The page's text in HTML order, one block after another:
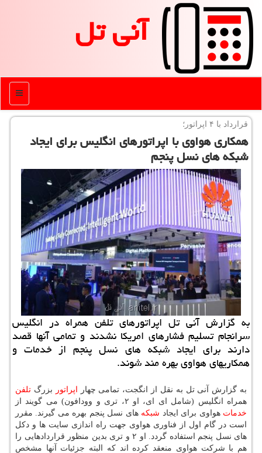
آنی تل
منو
قرارداد با ۴ اپراتور؛
همكاری هواوی با اپراتورهای انگلیس برای ایجاد
شبكه های نسل پنجم
به گزارش آنی تل اپراتورهای تلفن همراه در انگلیس
سرانجام تسلیم فشارهای امریكا نشدند و تمامی آنها قصد
دارند برای ایجاد شبكه های نسل پنجم از خدمات و
همكاریهای هواوی بهره مند شوند.
به گزارش آنی تل به نقل از انگجت، تمامی چهار اپراتور بزرگ تلفن
همراه انگلیس (شامل ای ای، او ۲، تری و وودافون) می گویند از
خدمات هواوی برای ایجاد شبكه های نسل پنجم بهره می گیرند. مقرر
است در گام اول از فناوری هواوی جهت راه اندازی سایت ها و دكل
های نسل پنجم استفاده گردد. او ۲ و تری بدین منظور قراردادهایی را
هم با شركت هواوی منعقد كرده اند كه البته جزئیات آنها مشخص